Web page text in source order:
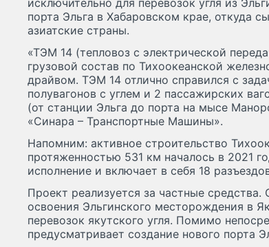
исключительно для перевозок угля из
порта Эльга в Хабаровском крае, откуда
азиатские страны.
«ТЭМ 14 (тепловоз с электрической
грузовой состав по Тихоокеанской
драйвом. ТЭМ 14 отлично справился с
полувагонов с углем и 2 пассажирских
(от станции Эльга до порта на мысе
«Синара – Транспортные Машины».
Напомним: активное строительство
протяженностью 531 км началось в 2021
исполнение и включает в себя 18
Проект реализуется за частные
освоения Эльгинского месторождения в
перевозок якутского угля. Помимо
предусматривает создание нового порта